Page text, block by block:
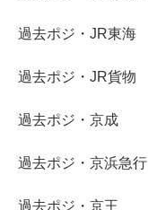
過去ポジ・JR東海
過去ポジ・JR貨物
過去ポジ・京成
過去ポジ・京浜急行
過去ポジ・京王